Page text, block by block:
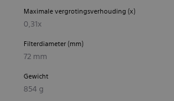
Maximale vergrotingsverhouding (x)
0,31x
Filterdiameter (mm)
72 mm
Gewicht
854 g